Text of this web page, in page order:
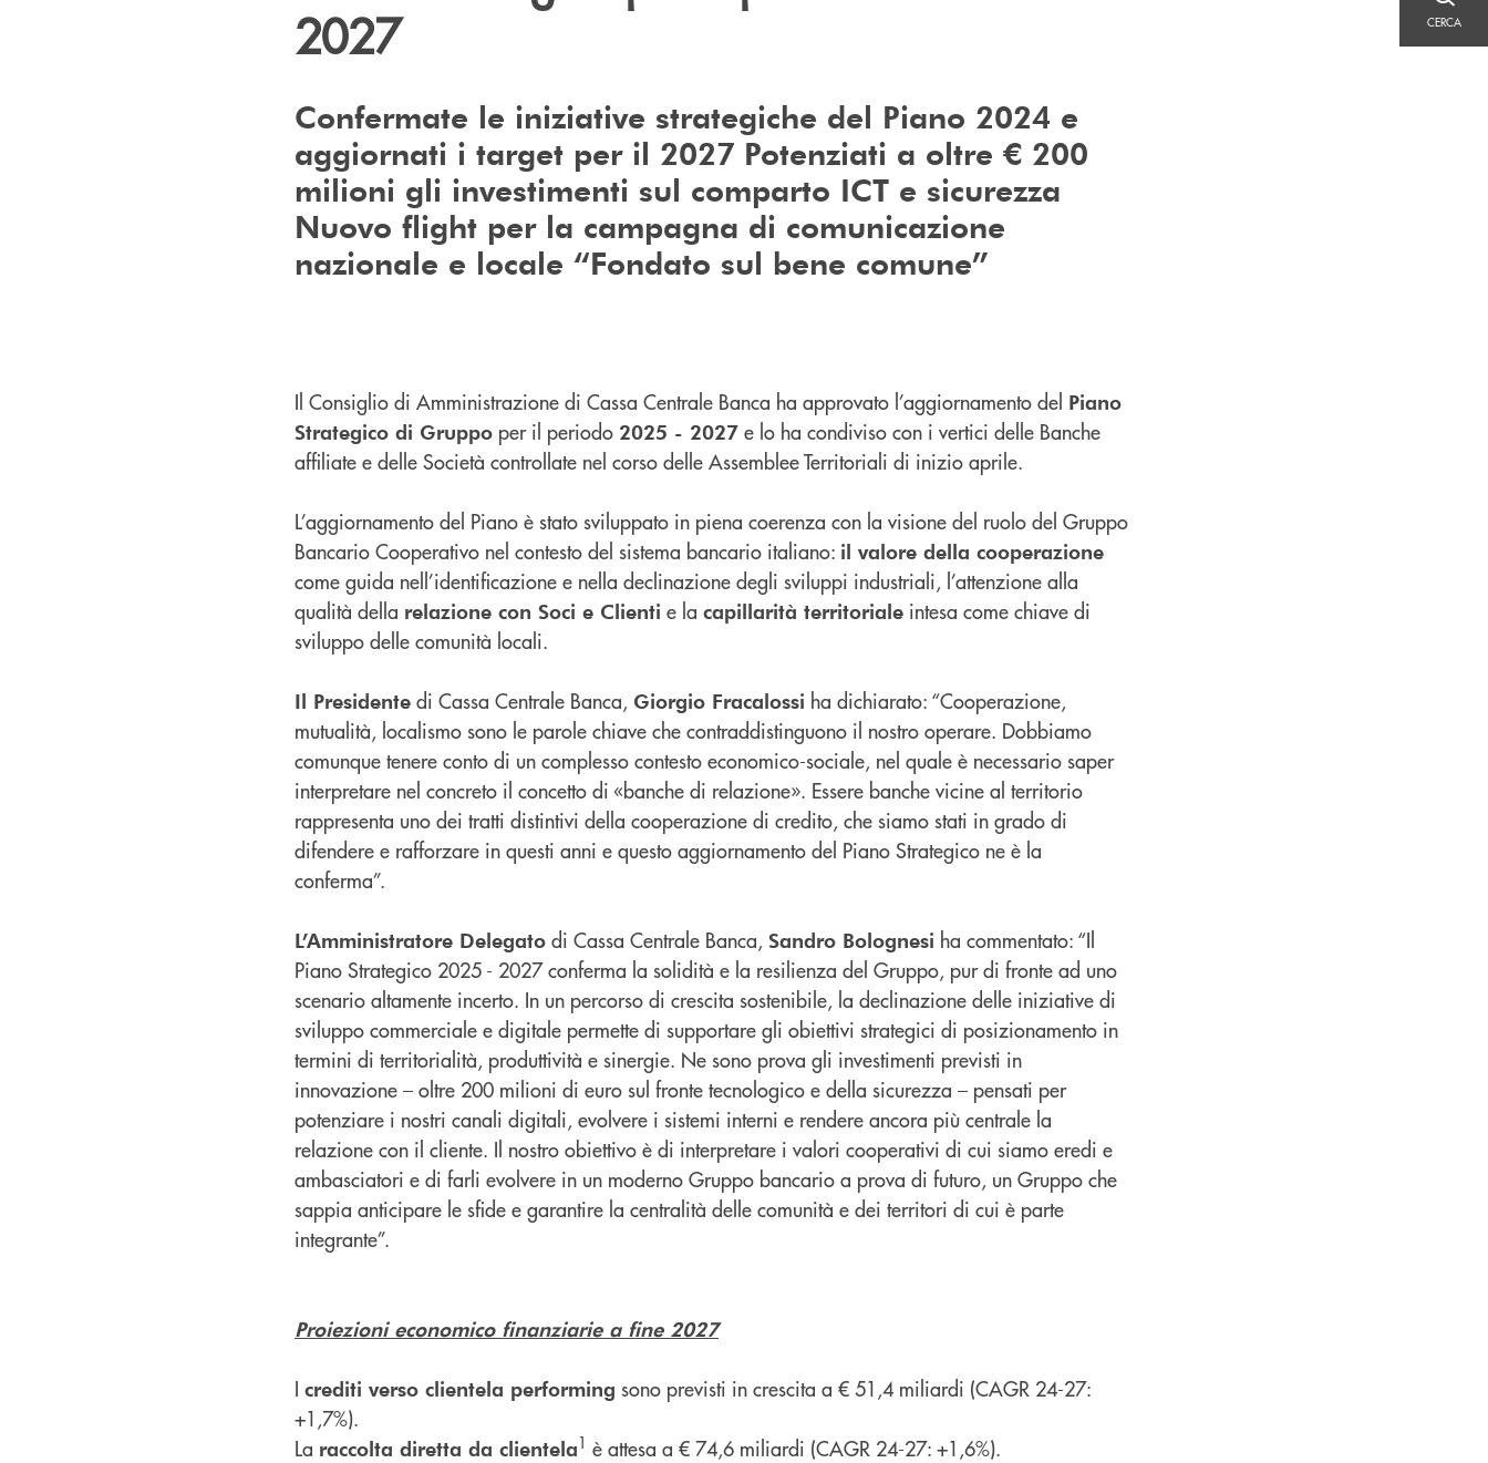
CERCA
2027
Confermate le iniziative strategiche del Piano 2024 e
aggiornati i target per il 2027 Potenziati a oltre € 200
milioni gli investimenti sul comparto ICT e sicurezza
Nuovo flight per la campagna di comunicazione
nazionale e locale “Fondato sul bene comune”
Il Consiglio di Amministrazione di Cassa Centrale Banca ha approvato l’aggiornamento del Piano
Strategico di Gruppo per il periodo 2025 - 2027 e lo ha condiviso con i vertici delle Banche
affiliate e delle Società controllate nel corso delle Assemblee Territoriali di inizio aprile.
L’aggiornamento del Piano è stato sviluppato in piena coerenza con la visione del ruolo del Gruppo
Bancario Cooperativo nel contesto del sistema bancario italiano: il valore della cooperazione
come guida nell’identificazione e nella declinazione degli sviluppi industriali, l’attenzione alla
qualità della relazione con Soci e Clienti e la capillarità territoriale intesa come chiave di
sviluppo delle comunità locali.
Il Presidente di Cassa Centrale Banca, Giorgio Fracalossi ha dichiarato: “Cooperazione,
mutualità, localismo sono le parole chiave che contraddistinguono il nostro operare. Dobbiamo
comunque tenere conto di un complesso contesto economico-sociale, nel quale è necessario saper
interpretare nel concreto il concetto di «banche di relazione». Essere banche vicine al territorio
rappresenta uno dei tratti distintivi della cooperazione di credito, che siamo stati in grado di
difendere e rafforzare in questi anni e questo aggiornamento del Piano Strategico ne è la
conferma”.
L’Amministratore Delegato di Cassa Centrale Banca, Sandro Bolognesi ha commentato: “Il
Piano Strategico 2025 - 2027 conferma la solidità e la resilienza del Gruppo, pur di fronte ad uno
scenario altamente incerto. In un percorso di crescita sostenibile, la declinazione delle iniziative di
sviluppo commerciale e digitale permette di supportare gli obiettivi strategici di posizionamento in
termini di territorialità, produttività e sinergie. Ne sono prova gli investimenti previsti in
innovazione – oltre 200 milioni di euro sul fronte tecnologico e della sicurezza – pensati per
potenziare i nostri canali digitali, evolvere i sistemi interni e rendere ancora più centrale la
relazione con il cliente. Il nostro obiettivo è di interpretare i valori cooperativi di cui siamo eredi e
ambasciatori e di farli evolvere in un moderno Gruppo bancario a prova di futuro, un Gruppo che
sappia anticipare le sfide e garantire la centralità delle comunità e dei territori di cui è parte
integrante”.
Proiezioni economico finanziarie a fine 2027
I crediti verso clientela performing sono previsti in crescita a € 51,4 miliardi (CAGR 24-27:
+1,7%).
La raccolta diretta da clientela1 è attesa a € 74,6 miliardi (CAGR 24-27: +1,6%).